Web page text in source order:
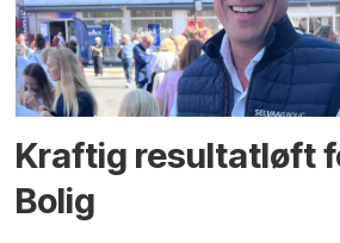
Kraftig resultatløft
Bolig